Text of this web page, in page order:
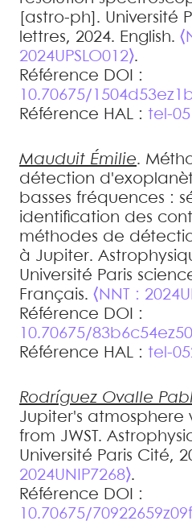
[astro-ph]. Université
lettres, 2024. English.
2024UPSLO012⟩.
Référence DOI :
10.70675/
Référence HAL : tel-
Mauduit Émilie.
détection
basses fréquences :
identification des
méthodes de
à Jupiter.
Université Paris
Français. ⟨NNT :
Référence DOI :
10.70675/
Référence HAL : tel-
Rodríguez Ovalle
Jupiter's atmosphere
from JWST .
Université Paris Cité,
2024UNIP7268⟩.
Référence DOI :
10.70675/